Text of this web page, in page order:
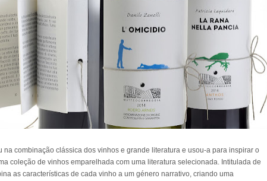
na combinação clássica dos vinhos e grande literatura e usou-a para inspirar o
coleção de vinhos emparelhada com uma literatura selecionada. Intitulada de
as características de cada vinho a um género narrativo, criando uma